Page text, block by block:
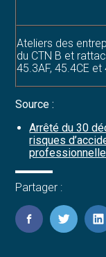
Ateliers des
du CTN B et
45.3AF, 45.4CE et
Source :
Arrêté du 30
risques
Partager :
FaceBook